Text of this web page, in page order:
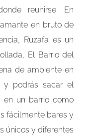
reunirse. En
en bruto de
Ruzafa es un
El Barrio del
de ambiente en
y podrás sacar el
en un barrio como
fácilmente bares y
únicos y diferentes